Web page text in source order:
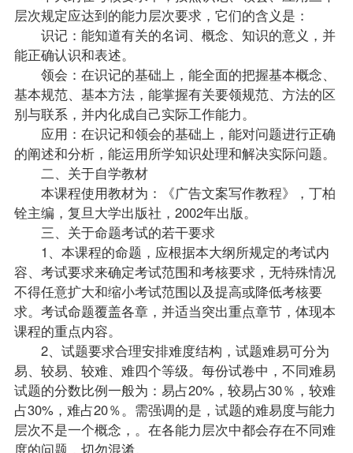
层次规定应达到的能力层次要求，它们的含义是：
识记：能知道有关的名词、概念、知识的意义，并
能正确认识和表述。
领会：在识记的基础上，能全面的把握基本概念、
基本规范、基本方法，能掌握有关要领规范、方法的区
别与联系，并内化成自己实际工作能力。
应用：在识记和领会的基础上，能对问题进行正确
的阐述和分析，能运用所学知识处理和解决实际问题。
二、关于自学教材
本课程使用教材为：《广告文案写作教程》，丁柏
铨主编，复旦大学出版社，2002年出版。
三、关于命题考试的若干要求
1、本课程的命题，应根据本大纲所规定的考试内
容、考试要求来确定考试范围和考核要求，无特殊情况
不得任意扩大和缩小考试范围以及提高或降低考核要
求。考试命题覆盖各章，并适当突出重点章节，体现本
课程的重点内容。
2、试题要求合理安排难度结构，试题难易可分为
易、较易、较难、难四个等级。每份试卷中，不同难易
试题的分数比例一般为：易占20%，较易占30％，较难
占30%，难占20％。需强调的是，试题的难易度与能力
层次不是一个概念，。在各能力层次中都会存在不同难
度的问题，切勿混淆。